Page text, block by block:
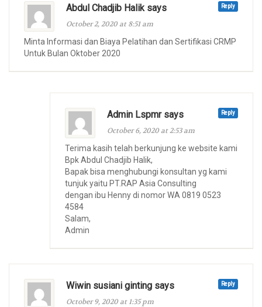
Reply
Abdul Chadjib Halik says
October 2, 2020 at 8:51 am
Minta Informasi dan Biaya Pelatihan dan Sertifikasi CRMP
Untuk Bulan Oktober 2020
Reply
Admin Lspmr says
October 6, 2020 at 2:53 am
Terima kasih telah berkunjung ke website kami
Bpk Abdul Chadjib Halik,
Bapak bisa menghubungi konsultan yg kami
tunjuk yaitu PT.RAP Asia Consulting
dengan ibu Henny di nomor WA 0819 0523
4584
Salam,
Admin
Reply
Wiwin susiani ginting says
October 9, 2020 at 1:35 pm